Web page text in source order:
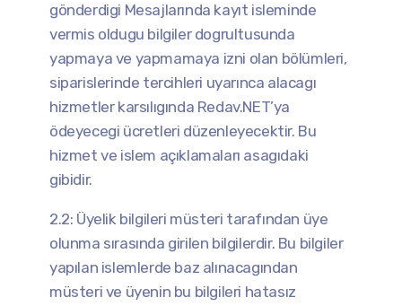
gönderdigi Mesajlarında kayıt isleminde
vermis oldugu bilgiler dogrultusunda
yapmaya ve yapmamaya izni olan bölümleri,
siparislerinde tercihleri uyarınca alacagı
hizmetler karsılıgında Redav.NET’ya
ödeyecegi ücretleri düzenleyecektir. Bu
hizmet ve islem açıklamaları asagıdaki
gibidir.
2.2: Üyelik bilgileri müsteri tarafından üye
olunma sırasında girilen bilgilerdir. Bu bilgiler
yapılan islemlerde baz alınacagından
müsteri ve üyenin bu bilgileri hatasız